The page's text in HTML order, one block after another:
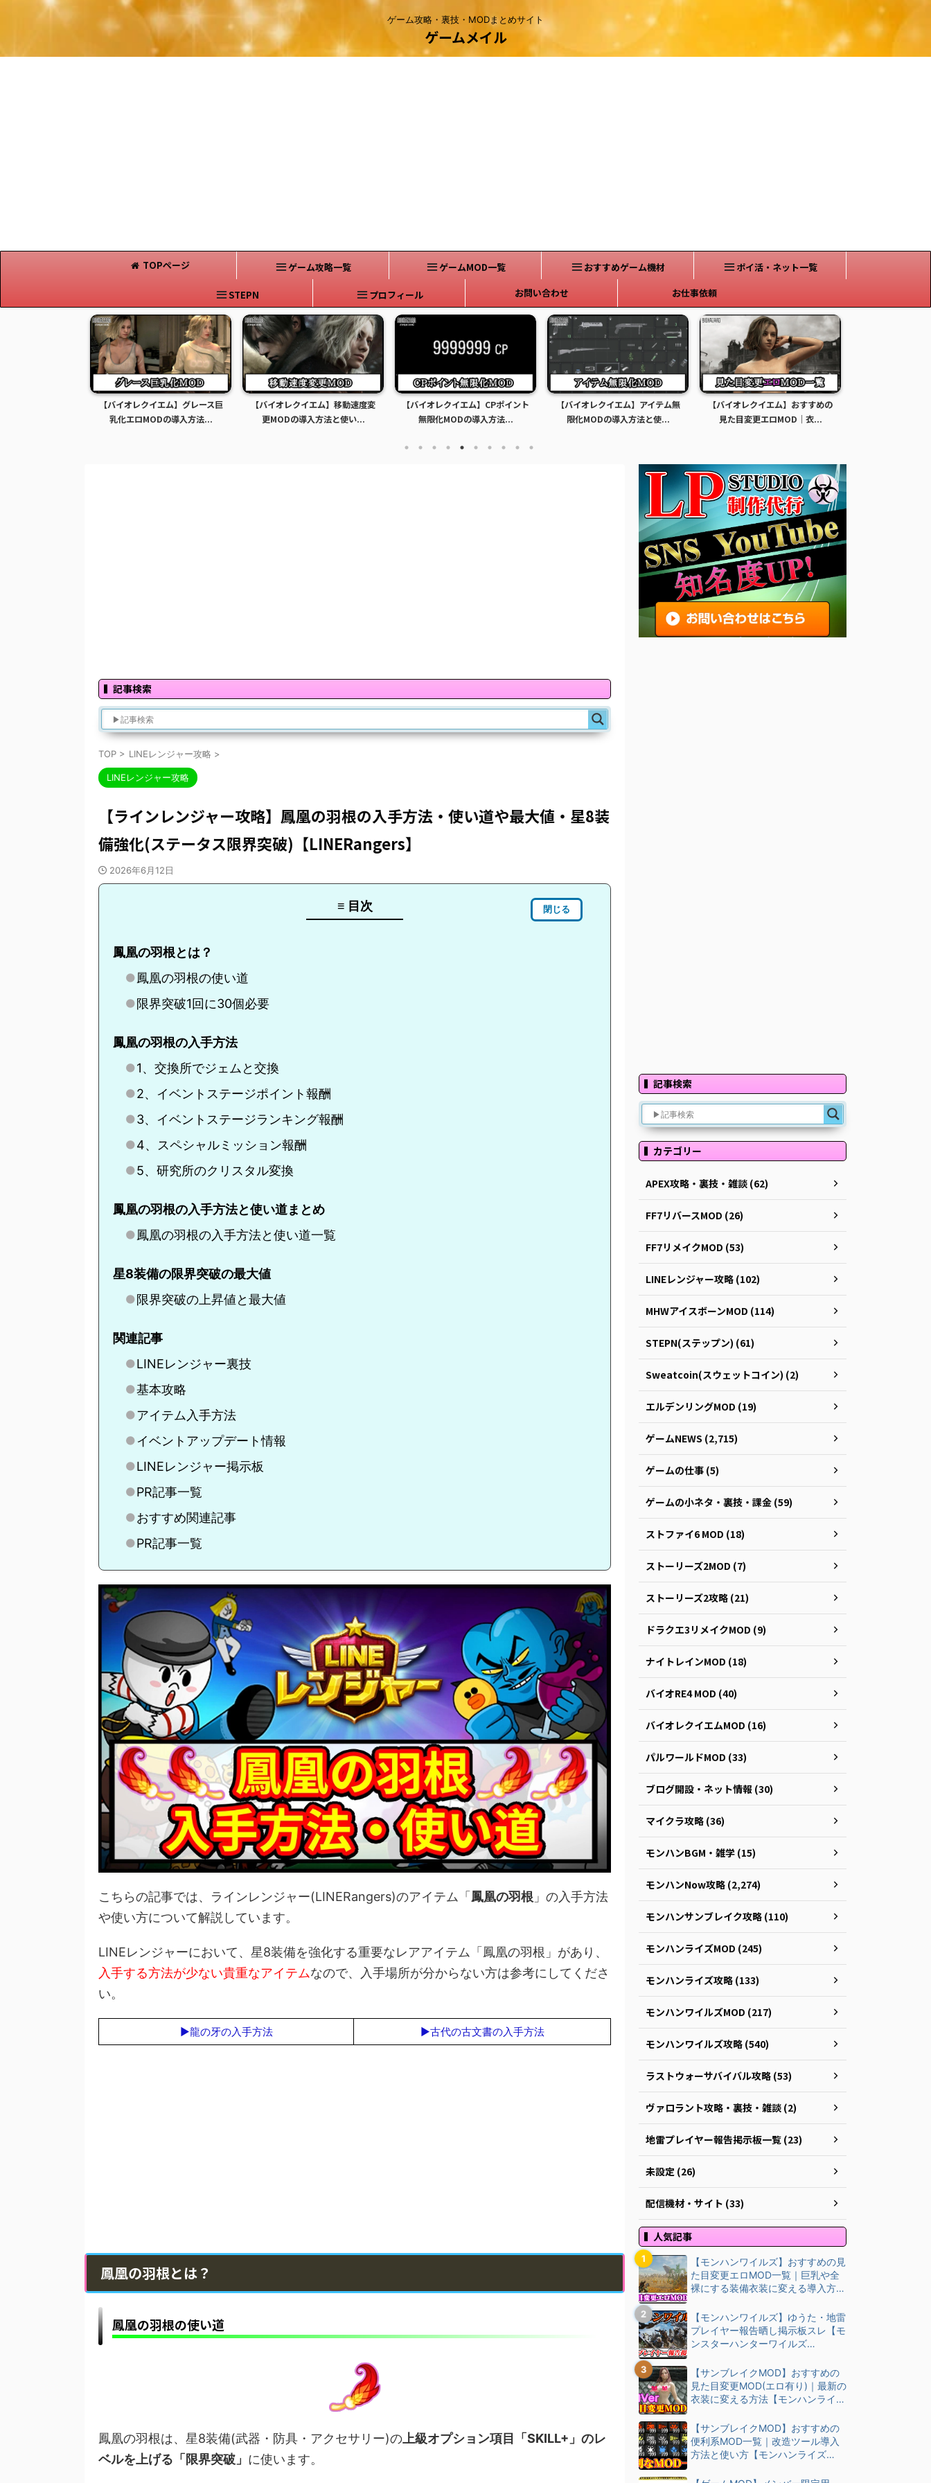
ゲーム攻略・裏技・MODまとめサイト
ゲームメイル
TOPページ ゲーム攻略一覧 ゲームMOD一覧 おすすめゲーム機材 ポイ活・ネット一覧
STEPN プロフィール お問い合わせ お仕事依頼
【バイオレクイエム】移動速度変
更MODの導入方法と使い...
【バイオレクイエム】CPポイント
無限化MODの導入方法...
【バイオレクイエム】アイテム無
限化MODの導入方法と使...
【バイオレクイエム】おすすめの
見た目変更エロMOD｜衣...
【バイオレクイエム】おすすめの
見た目服装変更MOD｜衣...
記事検索
TOP > LINEレンジャー攻略 >
LINEレンジャー攻略
【ラインレンジャー攻略】鳳凰の羽根の入手方法・使い道や最大値・星8装
備強化(ステータス限界突破)【LINERangers】
2026年6月12日
≡ 目次 閉じる
鳳凰の羽根とは？
鳳凰の羽根の使い道
限界突破1回に30個必要
鳳凰の羽根の入手方法
1、交換所でジェムと交換
2、イベントステージポイント報酬
3、イベントステージランキング報酬
4、スペシャルミッション報酬
5、研究所のクリスタル変換
鳳凰の羽根の入手方法と使い道まとめ
鳳凰の羽根の入手方法と使い道一覧
星8装備の限界突破の最大値
限界突破の上昇値と最大値
関連記事
LINEレンジャー裏技
基本攻略
アイテム入手方法
イベントアップデート情報
LINEレンジャー掲示板
PR記事一覧
おすすめ関連記事
PR記事一覧
こちらの記事では、ラインレンジャー(LINERangers)のアイテム「 鳳凰の羽根 」の入手方法
や使い方について解説しています。
LINEレンジャーにおいて、星8装備を強化する重要なレアアイテム「鳳凰の羽根」 があり、
入手する方法が少ない貴重なアイテムなので、入手場所が分からない方は参考にしてくださ
い。
▶龍の牙の入手方法 ▶古代の古文書の入手方法
鳳凰の羽根とは？
鳳凰の羽根の使い道
鳳凰の羽根は、星8装備(武器・防具・アクセサリー)の上級オプション項目「SKILL+」のレ
ベルを上げる「限界突破」 に使います。
記事検索
カテゴリー
APEX攻略・裏技・雑談 (62)
FF7リバースMOD (26)
FF7リメイクMOD (53)
LINEレンジャー攻略 (102)
MHWアイスボーンMOD (114)
STEPN(ステップン) (61)
Sweatcoin(スウェットコイン) (2)
エルデンリングMOD (19)
ゲームNEWS (2,715)
ゲームの仕事 (5)
ゲームの小ネタ・裏技・課金 (59)
ストファイ6 MOD (18)
ストーリーズ2MOD (7)
ストーリーズ2攻略 (21)
ドラクエ3リメイクMOD (9)
ナイトレインMOD (18)
バイオRE4 MOD (40)
バイオレクイエムMOD (16)
パルワールドMOD (33)
ブログ開設・ネット情報 (30)
マイクラ攻略 (36)
モンハンBGM・雑学 (15)
モンハンNow攻略 (2,274)
モンハンサンブレイク攻略 (110)
モンハンライズMOD (245)
モンハンライズ攻略 (133)
モンハンワイルズMOD (217)
モンハンワイルズ攻略 (540)
ラストウォーサバイバル攻略 (53)
ヴァロラント攻略・裏技・雑談 (2)
地雷プレイヤー報告掲示板一覧 (23)
未設定 (26)
配信機材・サイト (33)
人気記事
【モンハンワイルズ】おすすめの見
た目変更エロMOD一覧｜巨乳や全
裸にする装備衣装に変える導入方
【モンハンワイルズ】ゆうた・地雷
プレイヤー報告晒し掲示板スレ【モ
ンスターハンターワイルズ
【サンブレイクMOD】おすすめの
見た目変更MOD(エロ有り)｜最新の
衣装に変える方法【モンハンライズ
【サンブレイクMOD】おすすめの
便利系MOD一覧｜改造ツール導入
方法と使い方【モンハンライズ